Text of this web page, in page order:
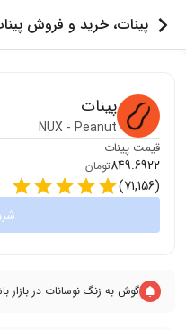
پینات، خرید و فروش
پینات
NUX - Peanut
قیمت پینات
849.6922تومان
(
71,156
)
گوش به زنگ نوسانات در بازار